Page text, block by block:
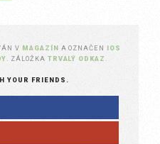
V MAGAZÍN A OZNAČEN IOS
. ZÁLOŽKA TRVALÝ ODKAZ
YOUR FRIENDS.